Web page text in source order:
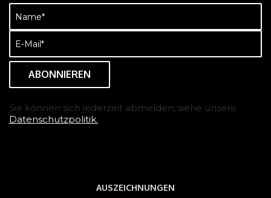
Name
(erforderlich)
E-
Mail
(erforderlich)
Sie können sich jederzeit abmelden, siehe unsere
Datenschutzpolitik.
AUSZEICHNUNGEN